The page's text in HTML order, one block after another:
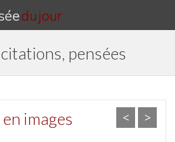
du jour
pensées
images < >